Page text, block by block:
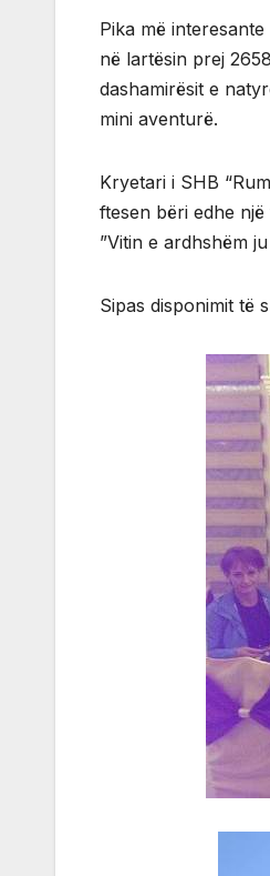
Pika më
në lartësin prej
dashamirësit e
mini aventurë.
Kryetari i SHB
ftesen bëri edhe
”Vitin e ardhshëm
Sipas disponimit të